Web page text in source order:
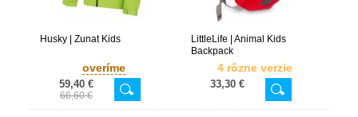
Husky | Zunat Kids
overíme
59,40 €
66,60 €
LittleLife | Animal Kids
Backpack
4 rôzne verzie
33,30 €